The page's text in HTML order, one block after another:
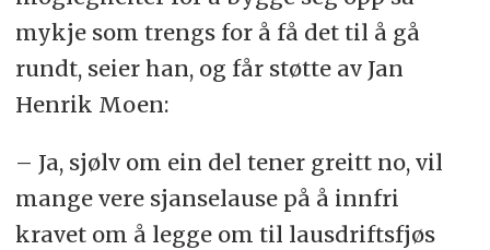
mykje som trengs for å få det til å gå
rundt, seier han, og får støtte av Jan
Henrik Moen:
– Ja, sjølv om ein del tener greitt no, vil
mange vere sjanselause på å innfri
kravet om å legge om til lausdriftsfjøs